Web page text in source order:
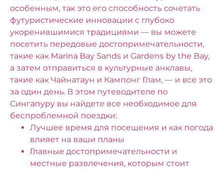
особенным, так это его способность сочетать
футуристические инновации с глубоко
укоренившимися традициями — вы можете
посетить передовые достопримечательности,
такие как Marina Bay Sands и Gardens by the Bay,
а затем отправиться в культурные анклавы,
такие как Чайнатаун ​​и Кампонг Глам, — и все это
за один день. В этом путеводителе по
Сингапуру вы найдете все необходимое для
беспроблемной поездки:
Лучшее время для посещения и как погода
влияет на ваши планы
Главные достопримечательности и
местные развлечения, которым стоит